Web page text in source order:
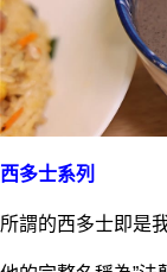
西多士系列
所謂的西多士即是